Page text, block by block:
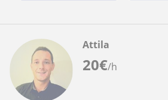
20€/h
Attila